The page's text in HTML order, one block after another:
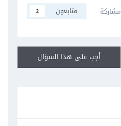
مشاركة متابعون 2
أجب على هذا السؤال